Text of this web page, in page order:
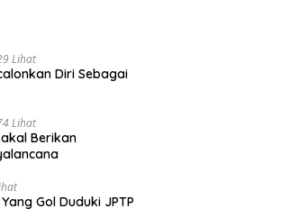
Lihat
Diri Sebagai
Lihat
Berikan
Gol Duduki JPTP